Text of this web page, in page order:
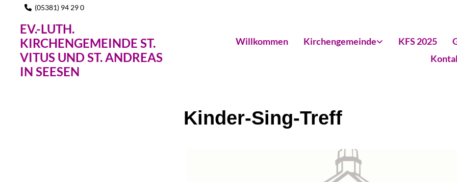
 (05381) 94 29 0
EV.-LUTH.
KIRCHENGEMEINDE ST.
VITUS UND ST. ANDREAS
IN SEESEN
Willkommen Kirchengemeinde KFS 2025
Kinder-Sing-Treff